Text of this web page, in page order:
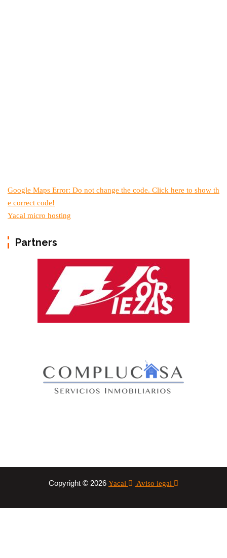
Google Maps Error: Do not change the code. Click here to show th
e correct code!
Yacal micro hosting
Partners
Copyright © 2026 Yacal Aviso legal